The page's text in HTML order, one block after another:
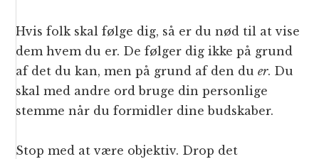
Hvis folk skal følge dig, så er du nød til at vise
dem hvem du er. De følger dig ikke på grund
af det du kan, men på grund af den duer. Du
skal med andre ord bruge din personlige
stemme når du formidler dine budskaber.
Stop med at være objektiv. Drop det